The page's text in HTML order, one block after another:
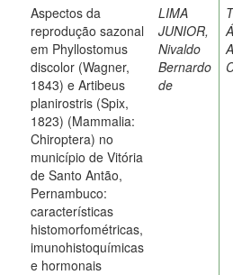
Aspectos da
reprodução sazonal
em Phyllostomus
discolor (Wagner,
1843) e Artibeus
planirostris (Spix,
1823) (Mammalia:
Chiroptera) no
município de Vitória
de Santo Antão,
Pernambuco:
características
histomorfométricas,
imunohistoquímicas
e hormonais
LIMA
JUNIOR,
Nivaldo
Bernardo
de